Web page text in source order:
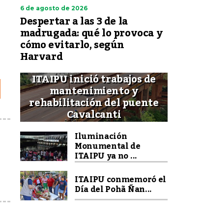
6 de agosto de 2026
Despertar a las 3 de la
madrugada: qué lo provoca y
cómo evitarlo, según
Harvard
ITAIPU inició trabajos de
mantenimiento y
rehabilitación del puente
Cavalcanti
Iluminación
Monumental de
ITAIPU ya no ...
ITAIPU conmemoró el
Día del Pohã Ñan...